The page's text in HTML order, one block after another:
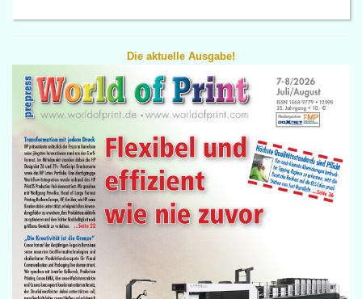
Die aktuelle Ausgabe!